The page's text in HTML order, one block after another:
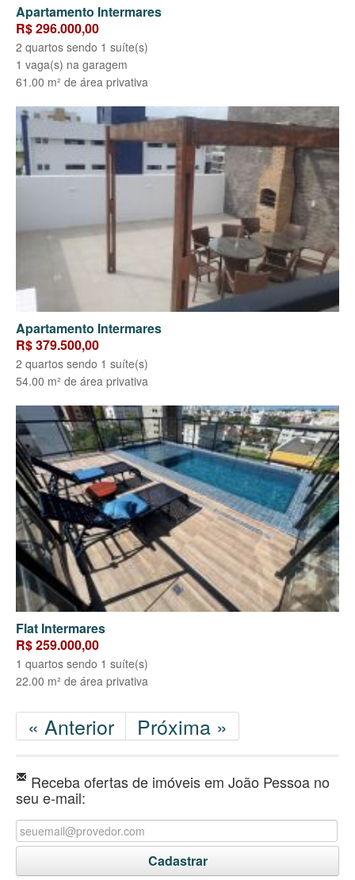
Apartamento Intermares
R$ 296.000,00
2 quartos sendo 1 suíte(s)
1 vaga(s) na garagem
61.00 m² de área privativa
Apartamento Intermares
R$ 379.500,00
2 quartos sendo 1 suíte(s)
54.00 m² de área privativa
Flat Intermares
R$ 259.000,00
1 quartos sendo 1 suíte(s)
22.00 m² de área privativa
« Anterior Próxima »
Receba ofertas de imóveis em João Pessoa no
seu e-mail: